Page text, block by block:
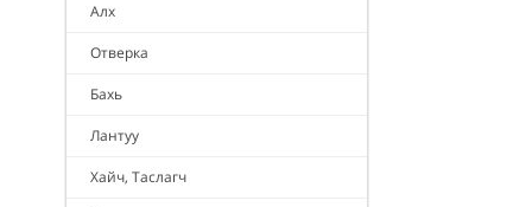
Алх
Отверка
Бахь
Лантуу
Хайч, Таслагч